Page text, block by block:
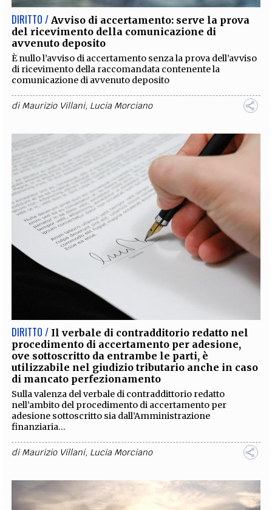
DIRITTO / Avviso di accertamento: serve la prova
del ricevimento della comunicazione di
avvenuto deposito
È nullo l’avviso di accertamento senza la prova dell’avviso
di ricevimento della raccomandata contenente la
comunicazione di avvenuto deposito
diMaurizio Villani, Lucia Morciano
DIRITTO / Il verbale di contradditorio redatto nel
procedimento di accertamento per adesione,
ove sottoscritto da entrambe le parti, è
utilizzabile nel giudizio tributario anche in caso
di mancato perfezionamento
Sulla valenza del verbale di contraddittorio redatto
nell’ambito del procedimento di accertamento per
adesione sottoscritto sia dall’Amministrazione
finanziaria...
diMaurizio Villani, Lucia Morciano